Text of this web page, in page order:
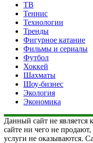
ТВ
Теннис
Технологии
Тренды
Фигурное катание
Фильмы и сериалы
Футбол
Хоккей
Шахматы
Шоу-бизнес
Экология
Экономика
Данный сайт не является
сайте ни чего не
услуги не оказываются.